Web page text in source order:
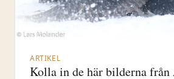
ARTIKEL
Kolla in de här bilderna